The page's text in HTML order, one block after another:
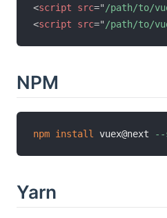
<script src="/path/to/
<script src="/path/to/
NPM
npm install vuex@next --
Yarn